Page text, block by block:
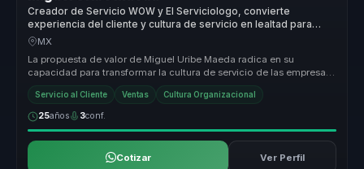
Creador de Servicio WOW y El Serviciologo, convierte
experiencia del cliente y cultura de servicio en lealtad para
empresas.
MX
La propuesta de valor de Miguel Uribe Maeda radica en su
capacidad para transformar la cultura de servicio de las empresas
en un pilar es...
Servicio al Cliente Ventas Cultura Organizacional
25años 3conf.
Cotizar Ver Perfil